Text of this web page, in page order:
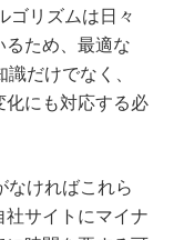
ゴリズムは日々
るため、最適な
だけでなく、
化にも対応する必
なければこれら
サイトにマイナ